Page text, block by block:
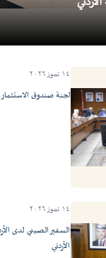
١٤ تموز ٢٠٢٦
لجنة صندوق الاستثمار
١٤ تموز ٢٠٢٦
السفير الصيني لدى
الأردني